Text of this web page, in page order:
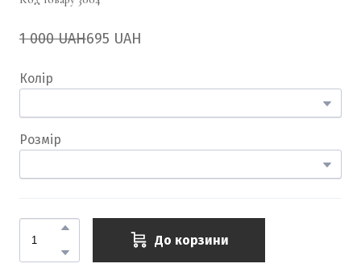
1 000 UAH695 UAH
Колір
Розмір
До корзини